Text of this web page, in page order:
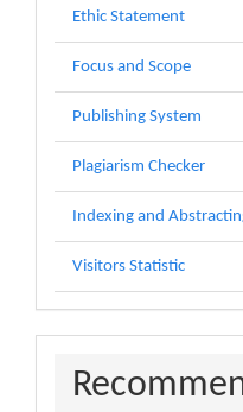
Ethic Statement
Focus and Scope
Publishing System
Plagiarism Checker
Indexing and
Visitors Statistic